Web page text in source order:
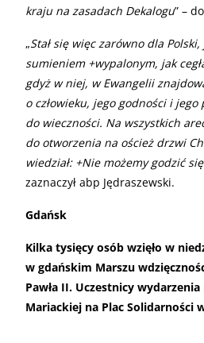
kraju na zasadach Dekalogu” –
„Stał się więc zarówno dla
sumieniem +wypalonym, jak
gdyż w niej, w Ewangelii
o człowieku, jego godności i jego
do wieczności. Na wszystkich
do otworzenia na oścież drzwi
wiedział: +Nie możemy godzić
zaznaczył abp Jędraszewski.
Gdańsk
Kilka tysięcy osób wzięło w
w gdańskim Marszu
Pawła II. Uczestnicy
Mariackiej na Plac Solidarności